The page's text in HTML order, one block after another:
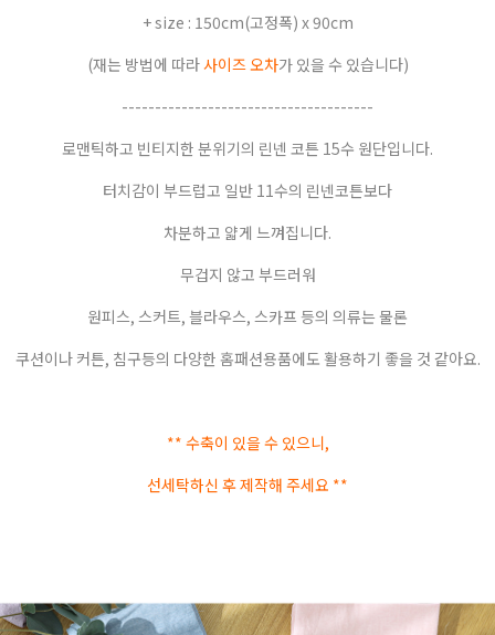
+ size : 150cm(고정폭) x 90cm
(재는 방법에 따라사이즈 오차가 있을 수 있습니다)
--------------------------------------
로맨틱하고 빈티지한 분위기의 린넨 코튼 15수 원단입니다.
터치감이 부드럽고 일반 11수의 린넨코튼보다
차분하고 얇게 느껴집니다.
무겁지 않고 부드러워
원피스, 스커트, 블라우스, 스카프 등의 의류는 물론
쿠션이나 커튼, 침구등의 다양한 홈패션용품에도 활용하기 좋을 것 같아요.
** 수축이 있을 수 있으니,
선세탁하신 후 제작해 주세요 **